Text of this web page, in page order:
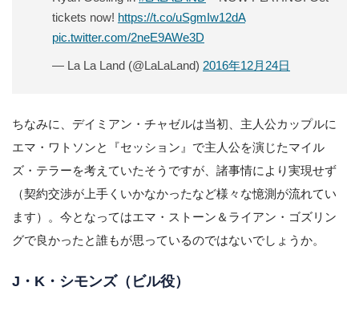
tickets now! https://t.co/uSgmIw12dA
pic.twitter.com/2neE9AWe3D
— La La Land (@LaLaLand) 2016年12月24日
ちなみに、デイミアン・チャゼルは当初、主人公カップルに
エマ・ワトソンと『セッション』で主人公を演じたマイル
ズ・テラーを考えていたそうですが、諸事情により実現せず
（契約交渉が上手くいかなかったなど様々な憶測が流れてい
ます）。今となってはエマ・ストーン＆ライアン・ゴズリン
グで良かったと誰もが思っているのではないでしょうか。
J・K・シモンズ（ビル役）